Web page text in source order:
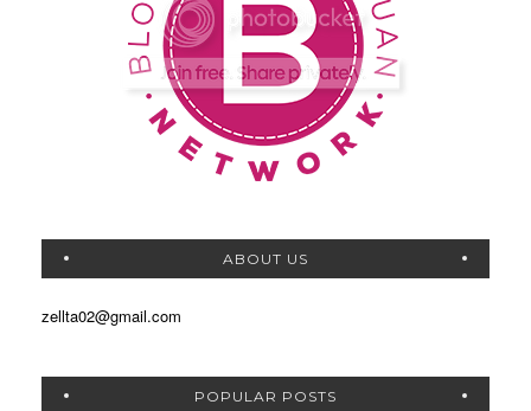
ABOUT US
zellta02@gmail.com
POPULAR POSTS